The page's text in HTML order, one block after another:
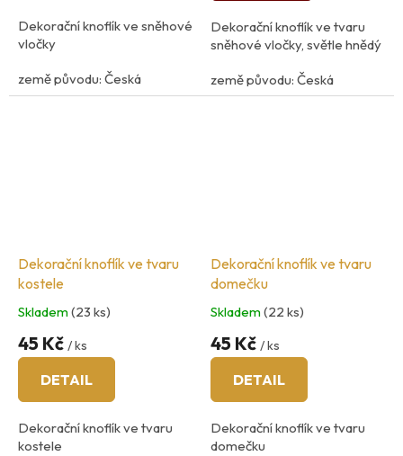
Dekorační knoflík ve sněhové
vločky
země původu: Česká
Republika
Dekorační knoflík ve tvaru
sněhové vločky, světle hnědý
země původu: Česká
Republika
Dekorační knoflík ve tvaru
kostele
Skladem(23 ks)
45 Kč / ks
DETAIL
Dekorační knoflík ve tvaru
kostele
Dekorační knoflík ve tvaru
domečku
Skladem(22 ks)
45 Kč / ks
DETAIL
Dekorační knoflík ve tvaru
domečku